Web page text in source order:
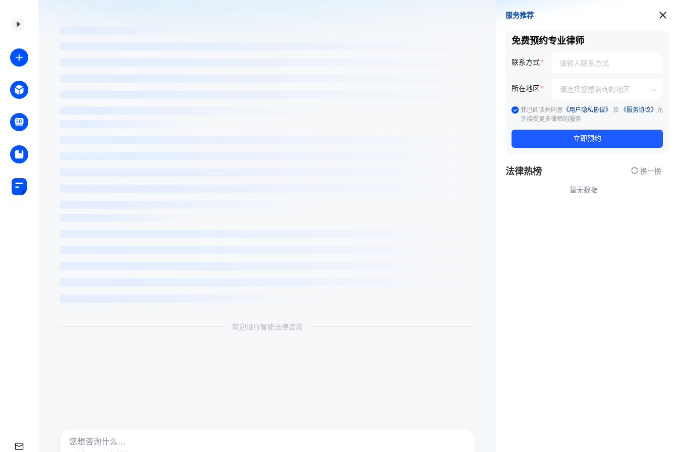
欢迎进行智能法律咨询
服务推荐
服务推荐
免费预约专业律师
联系方式
所在地区
我已阅读并同意 《用户隐私协议》 及 《服务协议》 允
许接受更多律师的服务
立即预约
法律热榜 换一换
暂无数据